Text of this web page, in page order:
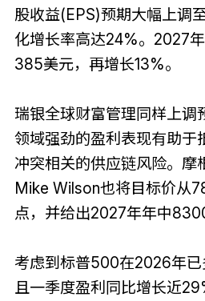
股收益(EPS)预期大幅上调
化增长率高达24%。2027
385美元，再增长13%。
瑞银全球财富管理同样上调
领域强劲的盈利表现有助于
冲突相关的供应链风险。摩
Mike Wilson也将目标价从
点，并给出2027年年中
考虑到标普500在2026年已
且一季度盈利同比增长近